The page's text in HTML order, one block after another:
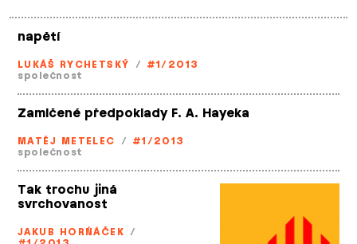
napětí
LUKÁŠ RYCHETSKÝ / #1/2013
společnost
Zamlčené předpoklady F. A. Hayeka
MATĚJ METELEC / #1/2013
společnost
Tak trochu jiná
svrchovanost
JAKUB HORŇÁČEK /